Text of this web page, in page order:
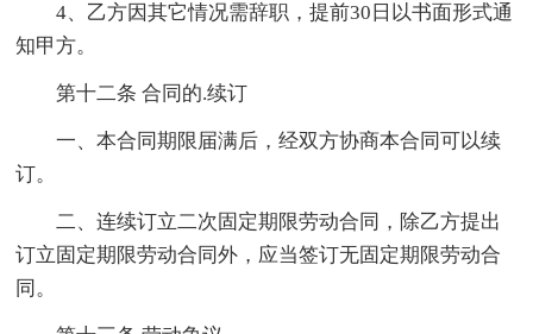
4、乙方因其它情况需辞职，提前30日以书面形式通
知甲方。
第十二条 合同的.续订
一、本合同期限届满后，经双方协商本合同可以续
订。
二、连续订立二次固定期限劳动合同，除乙方提出
订立固定期限劳动合同外，应当签订无固定期限劳动合
同。